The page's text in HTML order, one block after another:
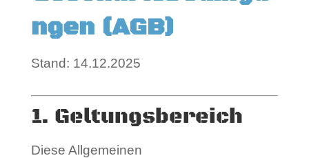
ngen (AGB)
Stand: 14.12.2025
1. Geltungsbereich
Diese Allgemeinen